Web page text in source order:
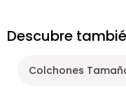
Descubre
Colchones